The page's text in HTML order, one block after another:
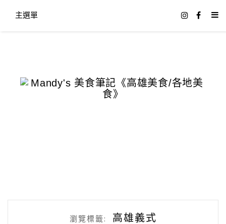
主選單
瀏覽標籤: 高雄義式